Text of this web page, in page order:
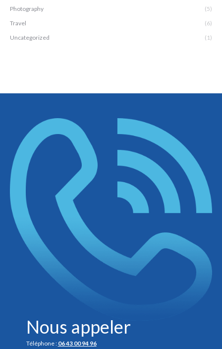
Photography
(5)
Travel
(6)
Uncategorized
(1)
Nous appeler
Téléphone : 06 43 00 94 96